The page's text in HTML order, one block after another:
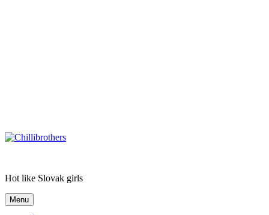
Hot like Slovak girls
Menu